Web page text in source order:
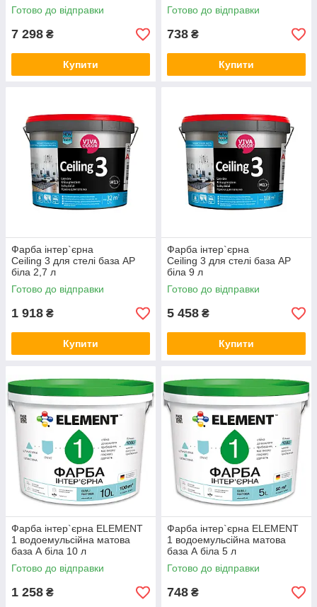
Готово до відправки
7 298 ₴
Купити
Готово до відправки
738 ₴
Купити
Фарба інтер`єрна
Ceiling 3 для стелі база АP
біла 2,7 л
Готово до відправки
1 918 ₴
Купити
Фарба інтер`єрна
Ceiling 3 для стелі база АP
біла 9 л
Готово до відправки
5 458 ₴
Купити
Фарба інтер`єрна ELEMENT
1 водоемульсійна матова
база А біла 10 л
Готово до відправки
1 258 ₴
Фарба інтер`єрна ELEMENT
1 водоемульсійна матова
база А біла 5 л
Готово до відправки
748 ₴